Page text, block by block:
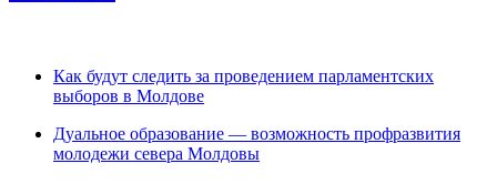
Как будут следить за проведением парламентских
выборов в Молдове
Дуальное образование — возможность профразвития
молодежи севера Молдовы